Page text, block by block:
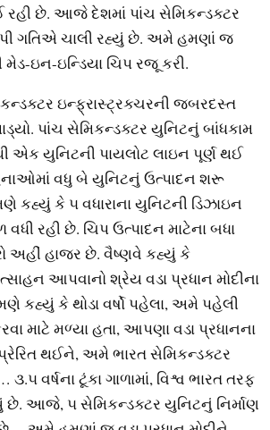
રહી છે. આજે દેશમાં પાંચ સેમિકન્‍ડક્‍ટર
ગતિએ ચાલી રહ્યું છે. અમે હમણાં જ
ઇન-ઇન્‍ડિયા ચિપ રજૂ કરી.
ઇન્‍ફ્રાસ્‍ટ્રક્‍ચરની જબરદસ્‍ત
પાંચ સેમિકન્‍ડક્‍ટર યુનિટનું બાંધકામ
એક યુનિટની પાયલોટ લાઇન પૂર્ણ થઈ
વધુ બે યુનિટનું ઉત્‍પાદન શરૂ
કહ્યું કે ૫ વધારાના યુનિટની ડિઝાઇન
રહી છે. ચિપ ઉત્‍પાદન માટેના બધા
અહીં હાજર છે. વૈષ્‍ણવે કહ્યું કે
આપવાનો શ્રેય વડા પ્રધાન મોદીના
કહ્યું કે થોડા વર્ષો પહેલા, અમે પહેલી
માટે મળ્‍યા હતા, આપણા વડા પ્રધાનના
થઈને, અમે ભારત સેમિકન્‍ડક્‍ટર
વર્ષના ટૂંકા ગાળામાં, વિશ્વ ભારત તરફ
છે. આજે, ૫ સેમિકન્‍ડક્‍ટર યુનિટનું નિર્માણ